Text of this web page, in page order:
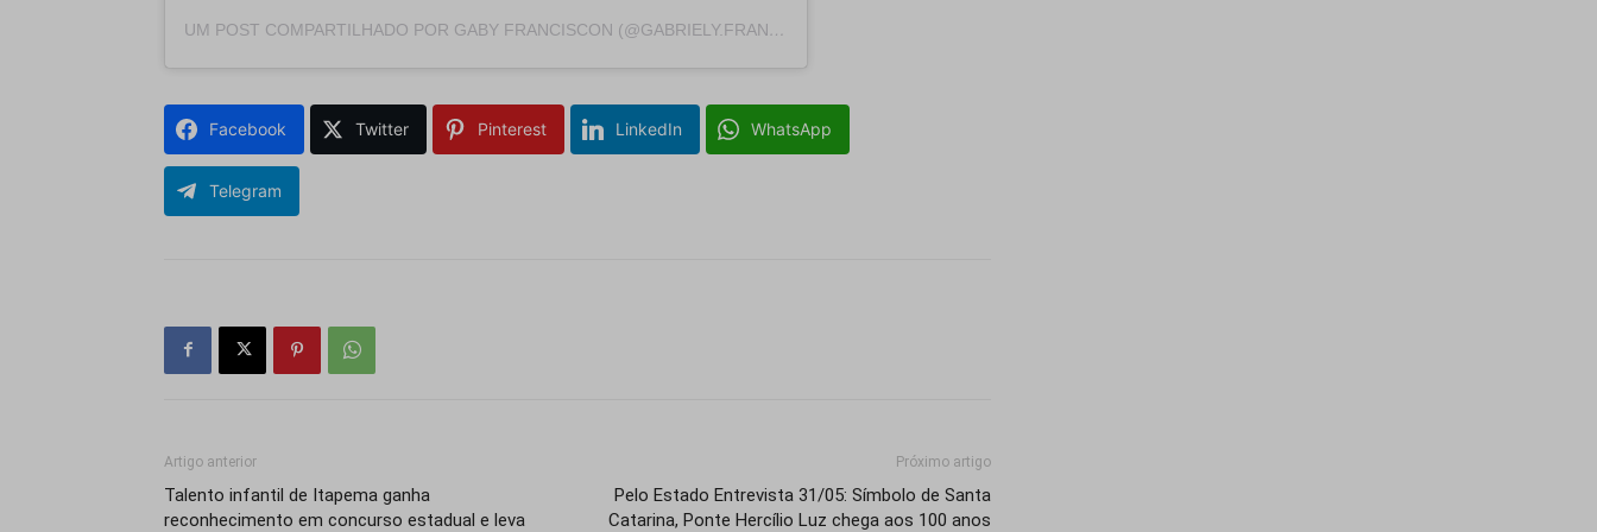
Facebook Twitter Pinterest LinkedIn WhatsApp
Telegram
Artigo anterior
Talento infantil de Itapema ganha
reconhecimento em concurso estadual e leva
Próximo artigo
Pelo Estado Entrevista 31/05: Símbolo de Santa
Catarina, Ponte Hercílio Luz chega aos 100 anos
Isso vai fechar em14